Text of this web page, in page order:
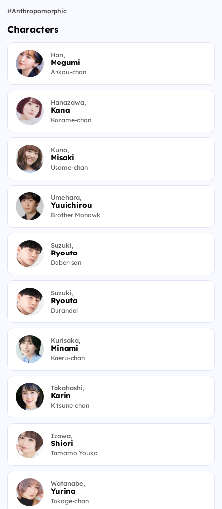
#Anthropomorphic
Characters
Han,
Megumi
Ankou-chan
Hanazawa,
Kana
Kozame-chan
Kuno,
Misaki
Usame-chan
Umehara,
Yuuichirou
Brother Mohawk
Suzuki,
Ryouta
Dober-san
Suzuki,
Ryouta
Durandal
Kurisaka,
Minami
Kaeru-chan
Takahashi,
Karin
Kitsune-chan
Izawa,
Shiori
Tamamo Youko
Watanabe,
Yurina
Tokage-chan